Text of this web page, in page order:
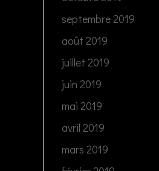
septembre 2019
août 2019
juillet 2019
juin 2019
mai 2019
avril 2019
mars 2019